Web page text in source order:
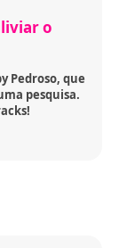
o
Pedroso, que
pesquisa.